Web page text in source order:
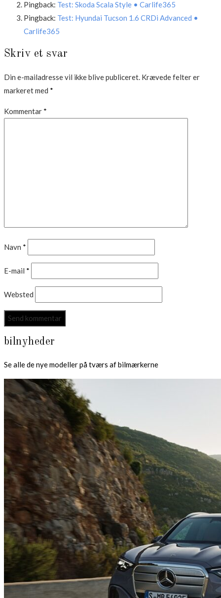
Pingback: Test: Skoda Scala Style • Carlife365
Pingback: Test: Hyundai Tucson 1.6 CRDi Advanced •
Carlife365
Skriv et svar
Din e-mailadresse vil ikke blive publiceret. Krævede felter er
markeret med *
Kommentar *
Navn *
E-mail *
Websted
bilnyheder
Se alle de nye modeller på tværs af bilmærkerne